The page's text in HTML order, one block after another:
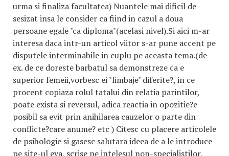
urma si finaliza facultatea) Nuantele mai dificil de
sesizat insa le consider ca fiind in cazul a doua
persoane egale "ca diploma"(acelasi nivel).Si aici m-ar
interesa daca intr-un articol viitor s-ar pune accent pe
disputele interminabile in cuplu pe aceasta tema.(de
ex. de ce doreste barbatul sa demonstreze ca e
superior femeii,vorbesc ei "limbaje" diferite?, in ce
procent copiaza rolul tatalui din relatia parintilor,
poate exista si reversul, adica reactia in opozitie?e
posibil sa evit prin anihilarea cauzelor o parte din
conflicte?care anume? etc ) Citesc cu placere articolele
de psihologie si gasesc salutara ideea de a le introduce
pe site-ul eva, scrise pe intelesul non-specialistilor,